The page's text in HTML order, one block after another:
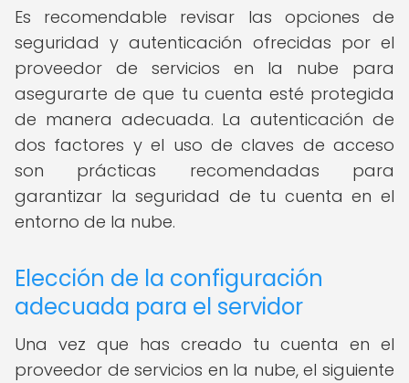
Es recomendable revisar las opciones de
seguridad y autenticación ofrecidas por el
proveedor de servicios en la nube para
asegurarte de que tu cuenta esté protegida
de manera adecuada. La autenticación de
dos factores y el uso de claves de acceso
son prácticas recomendadas para
garantizar la seguridad de tu cuenta en el
entorno de la nube.
Elección de la configuración
adecuada para el servidor
Una vez que has creado tu cuenta en el
proveedor de servicios en la nube, el siguiente